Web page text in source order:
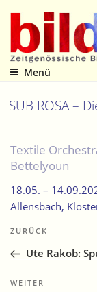
Inhalt
springen
Zeitgenössische
Menü
SUB ROSA –
Textile
Bettelyoun
18.05. –
Allensbach,
Vorheriger
Beitrag
ZURÜCK
Ute Rakob:
Nächster
WEITER